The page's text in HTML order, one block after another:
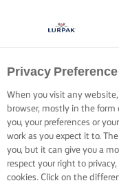
Privacy
When you visit any
browser, mostly in the
you, your preferences or
work as you expect it to.
you, but it can give you a
respect your right to
cookies. Click on the